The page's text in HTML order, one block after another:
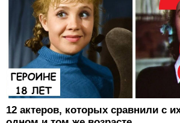
12 актеров, которых сравнили с